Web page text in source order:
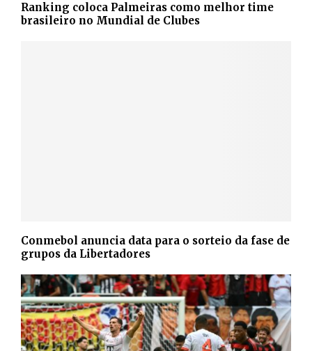
Ranking coloca Palmeiras como melhor time
brasileiro no Mundial de Clubes
Conmebol anuncia data para o sorteio da fase de
grupos da Libertadores